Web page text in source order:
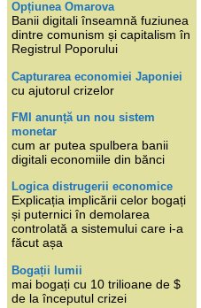
Opțiunea Omarova
Banii digitali înseamnă fuziunea
dintre comunism și capitalism în
Registrul Poporului
Capturarea economiei Japoniei
cu ajutorul crizelor
FMI anunță un nou sistem
monetar
cum ar putea spulbera banii
digitali economiile din bănci
Logica distrugerii economice
Explicația implicării celor bogați
și puternici în demolarea
controlată a sistemului care i-a
făcut așa
Bogații lumii
mai bogați cu 10 trilioane de $
de la începutul crizei